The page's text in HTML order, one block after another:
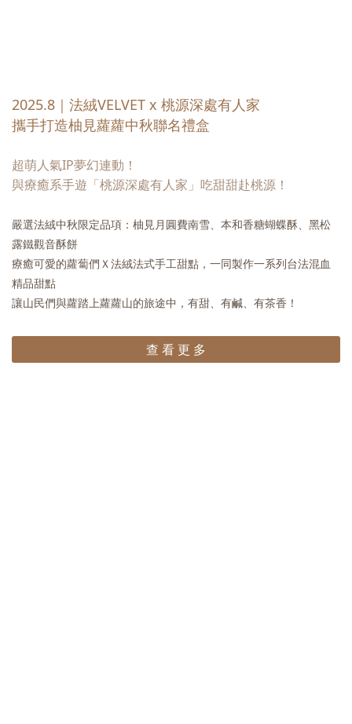
2025.8｜法絨VELVET x 桃源深處有人家
攜手打造柚見蘿蘿中秋聯名禮盒
超萌人氣IP夢幻連動！
與療癒系手遊「桃源深處有人家」吃甜甜赴桃源！
嚴選法絨中秋限定品項：柚見月圓費南雪、本和香糖蝴蝶酥、黑松
露鐵觀音酥餅
療癒可愛的蘿蔔們Ｘ法絨法式手工甜點，一同製作一系列台法混血
精品甜點
讓山民們與蘿踏上蘿蘿山的旅途中，有甜、有鹹、有茶香！
查 看 更 多